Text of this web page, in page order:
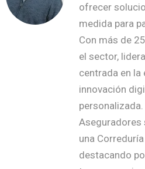
ofrecer
medida para
Con más de
el sector,
centrada en la
innovación
Aseguradores
una
destacando